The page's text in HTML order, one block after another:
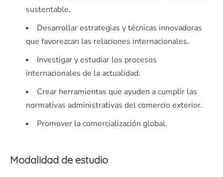
sustentable.
Desarrollar estrategias y técnicas innovadoras
que favorezcan las relaciones internacionales.
Investigar y estudiar los procesos
internacionales de la actualidad.
Crear herramientas que ayuden a cumplir las
normativas administrativas del comercio exterior.
Promover la comercialización global.
Modalidad de estudio